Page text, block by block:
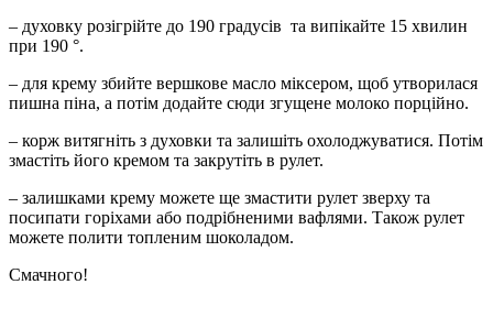
– духовку розігрійте до 190 градусів та випікайте 15 хвилин
при 190 °.
– для крему збийте вершкове масло міксером, щоб утворилася
пишна піна, а потім додайте сюди згущене молоко порційно.
– корж витягніть з духовки та залишіть охолоджуватися. Потім
змастіть його кремом та закрутіть в рулет.
– залишками крему можете ще змастити рулет зверху та
посипати горіхами або подрібненими вафлями. Також рулет
можете полити топленим шоколадом.
Смачного!